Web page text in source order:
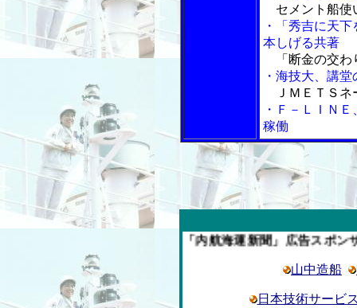
セメント船使
・「秀吉に天
本しげる共著
「断金の交わ
・海技大、講
ＪＭＥＴＳネ
・Ｆ－ＬＩＮ
稼働
今週の「内航海運新聞」広告スポンサー企業
山中造船
日本技術サービ